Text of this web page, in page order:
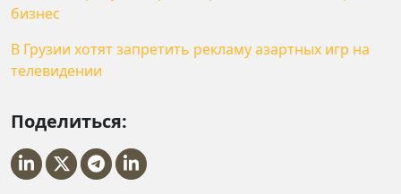
бизнес
В Грузии хотят запретить рекламу азартных игр на
телевидении
Поделиться: